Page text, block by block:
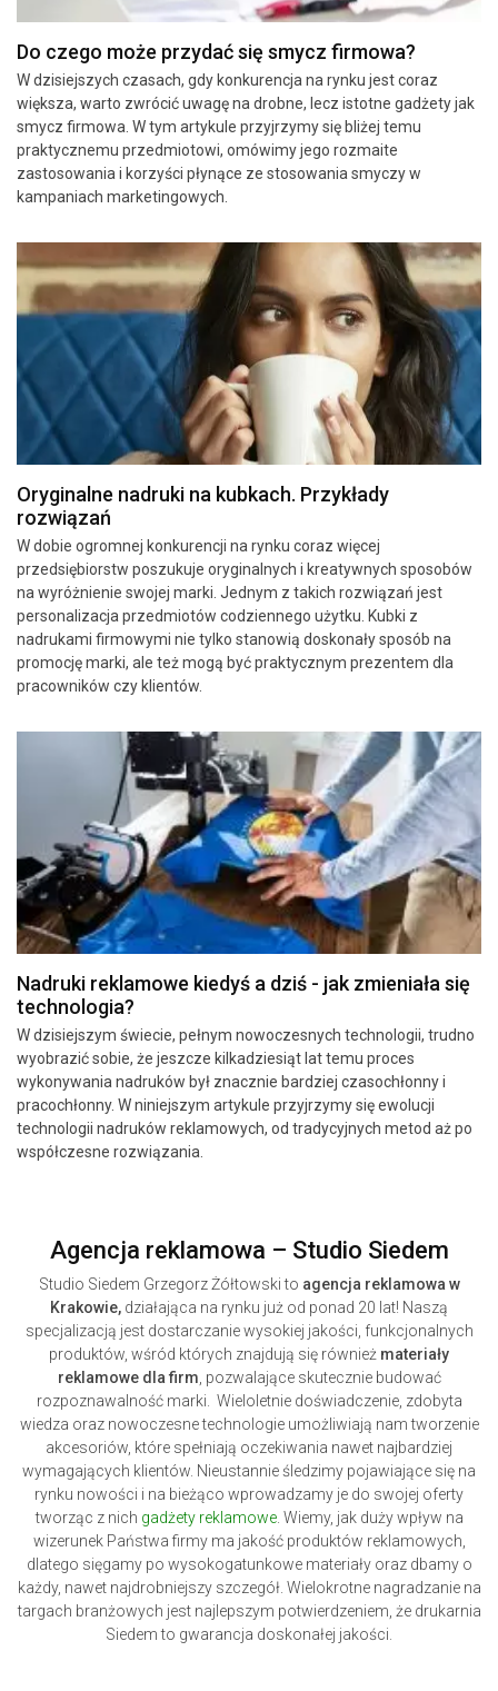
Do czego może przydać się smycz firmowa?
W dzisiejszych czasach, gdy konkurencja na rynku jest coraz
większa, warto zwrócić uwagę na drobne, lecz istotne gadżety jak
smycz firmowa. W tym artykule przyjrzymy się bliżej temu
praktycznemu przedmiotowi, omówimy jego rozmaite
zastosowania i korzyści płynące ze stosowania smyczy w
kampaniach marketingowych.
Oryginalne nadruki na kubkach. Przykłady
rozwiązań
W dobie ogromnej konkurencji na rynku coraz więcej
przedsiębiorstw poszukuje oryginalnych i kreatywnych sposobów
na wyróżnienie swojej marki. Jednym z takich rozwiązań jest
personalizacja przedmiotów codziennego użytku. Kubki z
nadrukami firmowymi nie tylko stanowią doskonały sposób na
promocję marki, ale też mogą być praktycznym prezentem dla
pracowników czy klientów.
Nadruki reklamowe kiedyś a dziś - jak zmieniała się
technologia?
W dzisiejszym świecie, pełnym nowoczesnych technologii, trudno
wyobrazić sobie, że jeszcze kilkadziesiąt lat temu proces
wykonywania nadruków był znacznie bardziej czasochłonny i
pracochłonny. W niniejszym artykule przyjrzymy się ewolucji
technologii nadruków reklamowych, od tradycyjnych metod aż po
współczesne rozwiązania.
Agencja reklamowa – Studio Siedem
Studio Siedem Grzegorz Żółtowski to agencja reklamowa w
Krakowie, działająca na rynku już od ponad 20 lat! Naszą
specjalizacją jest dostarczanie wysokiej jakości, funkcjonalnych
produktów, wśród których znajdują się również materiały
reklamowe dla firm, pozwalające skutecznie budować
rozpoznawalność marki. Wieloletnie doświadczenie, zdobyta
wiedza oraz nowoczesne technologie umożliwiają nam tworzenie
akcesoriów, które spełniają oczekiwania nawet najbardziej
wymagających klientów. Nieustannie śledzimy pojawiające się na
rynku nowości i na bieżąco wprowadzamy je do swojej oferty
tworząc z nich gadżety reklamowe. Wiemy, jak duży wpływ na
wizerunek Państwa firmy ma jakość produktów reklamowych,
dlatego sięgamy po wysokogatunkowe materiały oraz dbamy o
każdy, nawet najdrobniejszy szczegół. Wielokrotne nagradzanie na
targach branżowych jest najlepszym potwierdzeniem, że drukarnia
Siedem to gwarancja doskonałej jakości.